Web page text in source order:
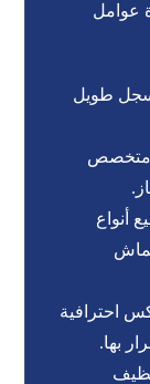
عوامل
سجل طويل
متخصص
أنواع
احترافية
بها.